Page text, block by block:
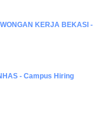
KERJA BEKASI -
- Campus Hiring